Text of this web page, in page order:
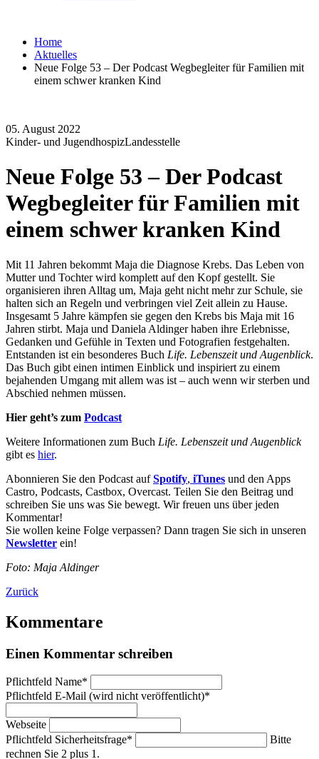
Home
Aktuelles
Neue Folge 53 – Der Podcast Wegbegleiter für Familien mit
einem schwer kranken Kind
05. August 2022
Kinder- und JugendhospizLandesstelle
Neue Folge 53 – Der Podcast
Wegbegleiter für Familien mit
einem schwer kranken Kind
Mit 11 Jahren bekommt Maja die Diagnose Krebs. Das Leben von
Mutter und Tochter wird komplett auf den Kopf gestellt. Sie
organisieren ihren Alltag um, Maja geht nicht mehr zur Schule, sie
halten sich an Regeln und verbringen viel Zeit allein zu Hause.
Insgesamt 5 Jahre kämpfen sie gegen den Krebs bis Maja mit 16
Jahren stirbt. Maja und Daniela Aldinger haben ihre Erlebnisse,
Gedanken und Gefühle in Texten und Fotografien festgehalten.
Entstanden ist ein besonderes Buch Life. Lebenszeit und Augenblick.
Das Buch gibt einen intimen Einblick und inspiriert zu einem
bejahenden Umgang mit allem was ist – auch wenn wir sterben und
Abschied nehmen müssen.
Hier geht’s zum Podcast
Weitere Informationen zum Buch Life. Lebenszeit und Augenblick
gibt es hier.
Abonnieren Sie den Podcast aufSpotify, iTunes und den Apps
Castro, Podcasts, Castbox, Overcast. Teilen Sie den Beitrag und
schreiben Sie uns was Sie bewegt. Wir freuen uns über jeden
Kommentar!
Sie wollen keine Folge verpassen? Dann tragen Sie sich in unseren
Newsletter ein!
Foto: Maja Aldinger
Zurück
Kommentare
Einen Kommentar schreiben
Pflichtfeld Name*
Pflichtfeld E-Mail (wird nicht veröffentlicht)*
Webseite
Pflichtfeld Sicherheitsfrage*
Bitte
rechnen Sie 2 plus 1.